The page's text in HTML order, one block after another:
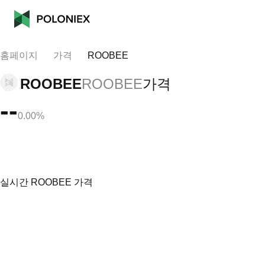
홈페이지 가격 ROOBEE
ROOBEEROOBEE가격
--0.00%
실시간 ROOBEE 가격